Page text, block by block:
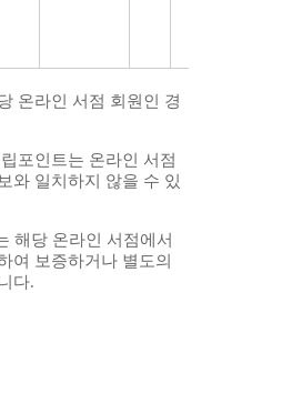
온라인 서점 회원인 경
포인트는 온라인 서점
와 일치하지 않을 수 있
해당 온라인 서점에서
여 보증하거나 별도의
다.